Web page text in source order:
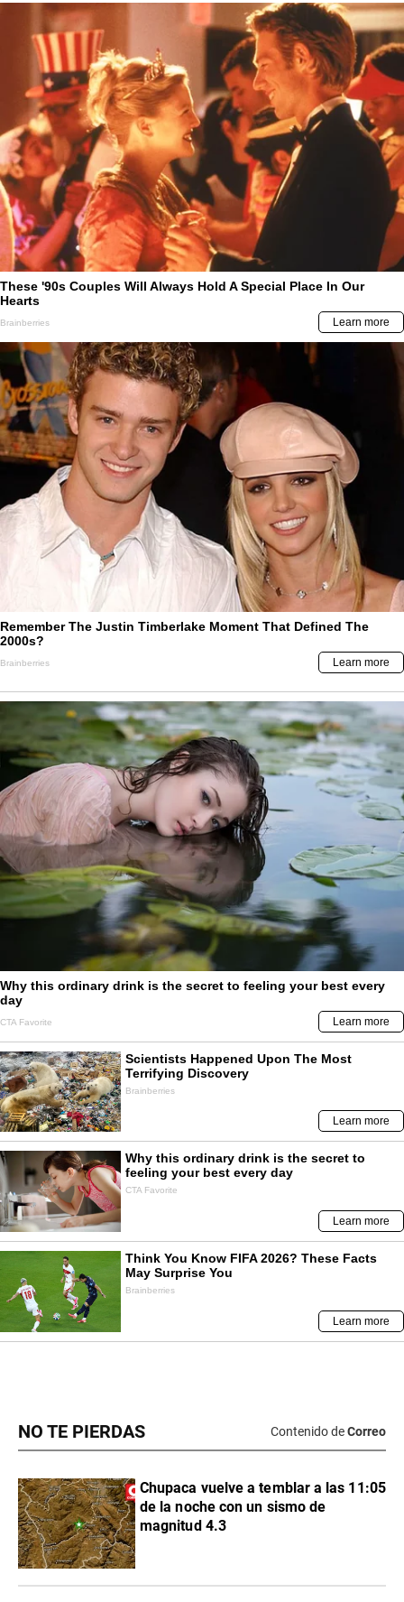
NO TE PIERDAS Contenido deCorreo
Chupaca vuelve a temblar a las 11:05
de la noche con un sismo de
magnitud 4.3